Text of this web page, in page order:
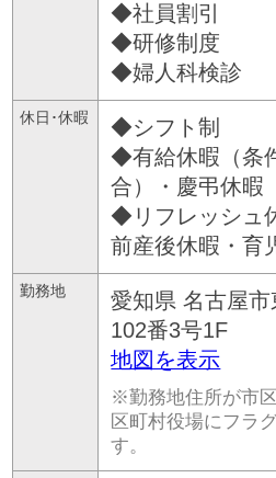
◆社員割引
◆研修制度
◆婦人科検診
休日･休暇
◆シフト制
◆有給休暇（条
合）・慶弔休暇
◆リフレッシュ
前産後休暇・育
勤務地 愛知県 名古屋市
102番3号1F
地図を表示
※勤務地住所が市
区町村役場にフラ
す。